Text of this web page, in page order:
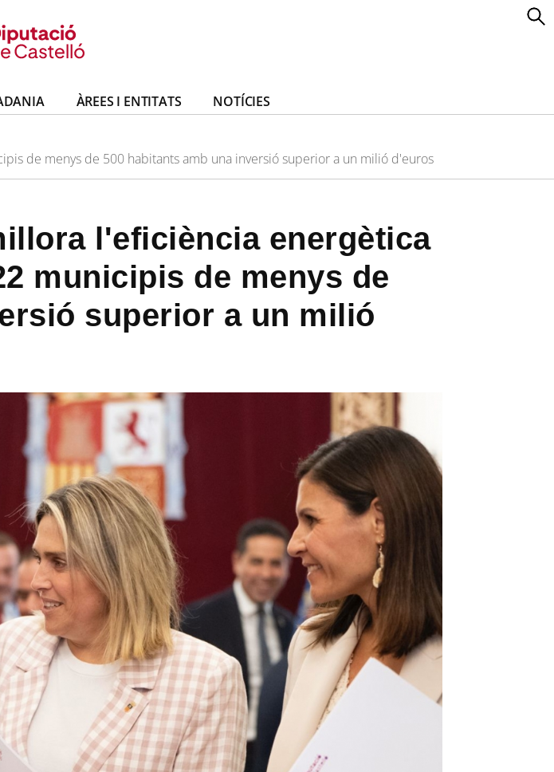
ÀREES I ENTITATS
NOTÍCIES
de menys de 500 habitants amb una inversió superior a un milió d'euros
l'eficiència energètica
municipis de menys de
superior a un milió